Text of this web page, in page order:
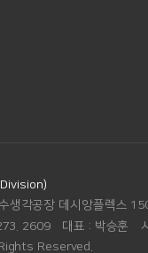
생각공장 데시앙플렉스
2609 대표 : 박승훈
Reserved.